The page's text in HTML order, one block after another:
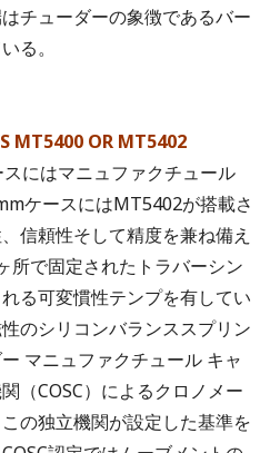
チューダーの象徴であるバー
る。
MT5400 OR MT5402
にはマニュファクチュール
ケースにはMT5402が搭載さ
信頼性そして精度を兼ね備え
所で固定されたトラバーシン
る可変慣性テンプを有してい
のシリコンバランススプリン
マニュファクチュール キャ
（COSC）によるクロノメー
の独立機関が設定した基準を